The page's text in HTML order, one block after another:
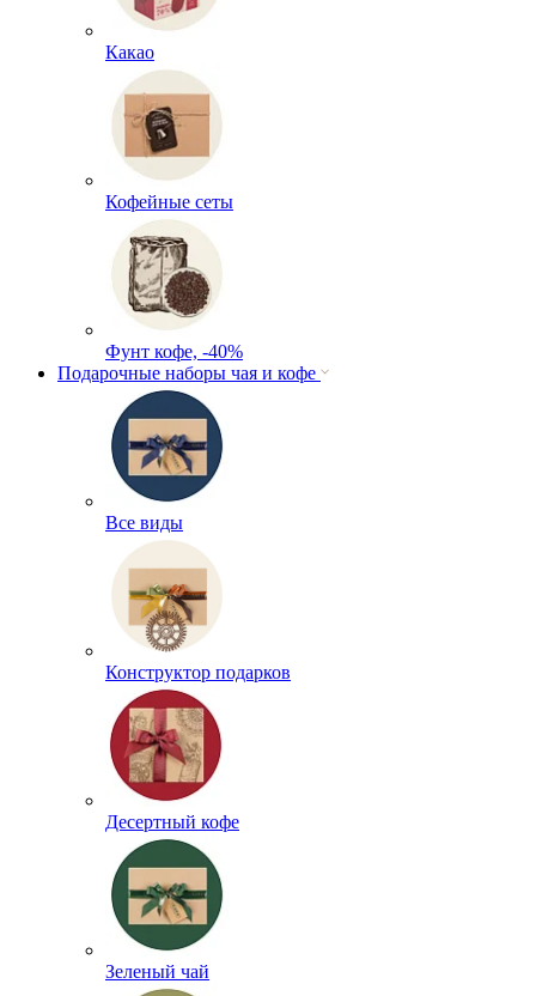
Какао
Кофейные сеты
Фунт кофе, -40%
Подарочные наборы чая и кофе
Все виды
Конструктор подарков
Десертный кофе
Зеленый чай